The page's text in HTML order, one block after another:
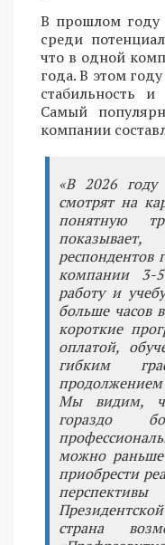
В прошлом году
среди
что в одной
года. В этом
стабильность
Самый
компании
«В 2026
смотрят на
понятную
респондентов
компании 3-
работу и
больше часов
короткие
оплатой,
гибким
Мы видим,
гораздо
можно раньше
приобрести
страна